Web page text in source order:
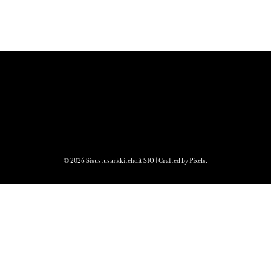
© 2026 Sisustusarkkitehdit SIO | Crafted byPixels.